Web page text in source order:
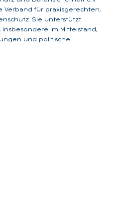
Verband für praxisgerechten,
Sie unterstützt
im Mittelstand,
und politische